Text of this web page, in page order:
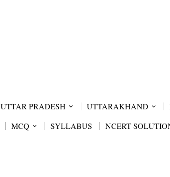
UTTAR PRADESH UTTARAKHAND
MCQ SYLLABUS NCERT